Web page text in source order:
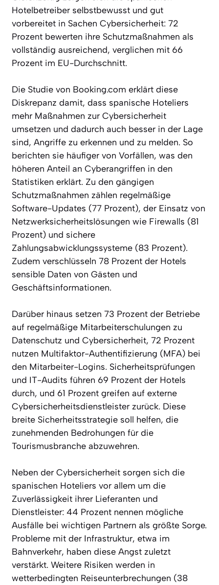
Hotelbetreiber selbstbewusst und gut
vorbereitet in Sachen Cybersicherheit: 72
Prozent bewerten ihre Schutzmaßnahmen als
vollständig ausreichend, verglichen mit 66
Prozent im EU-Durchschnitt.
Die Studie von Booking.com erklärt diese
Diskrepanz damit, dass spanische Hoteliers
mehr Maßnahmen zur Cybersicherheit
umsetzen und dadurch auch besser in der Lage
sind, Angriffe zu erkennen und zu melden. So
berichten sie häufiger von Vorfällen, was den
höheren Anteil an Cyberangriffen in den
Statistiken erklärt. Zu den gängigen
Schutzmaßnahmen zählen regelmäßige
Software-Updates (77 Prozent), der Einsatz von
Netzwerksicherheitslösungen wie Firewalls (81
Prozent) und sichere
Zahlungsabwicklungssysteme (83 Prozent).
Zudem verschlüsseln 78 Prozent der Hotels
sensible Daten von Gästen und
Geschäftsinformationen.
Darüber hinaus setzen 73 Prozent der Betriebe
auf regelmäßige Mitarbeiterschulungen zu
Datenschutz und Cybersicherheit, 72 Prozent
nutzen Multifaktor-Authentifizierung (MFA) bei
den Mitarbeiter-Logins. Sicherheitsprüfungen
und IT-Audits führen 69 Prozent der Hotels
durch, und 61 Prozent greifen auf externe
Cybersicherheitsdienstleister zurück. Diese
breite Sicherheitsstrategie soll helfen, die
zunehmenden Bedrohungen für die
Tourismusbranche abzuwehren.
Neben der Cybersicherheit sorgen sich die
spanischen Hoteliers vor allem um die
Zuverlässigkeit ihrer Lieferanten und
Dienstleister: 44 Prozent nennen mögliche
Ausfälle bei wichtigen Partnern als größte Sorge.
Probleme mit der Infrastruktur, etwa im
Bahnverkehr, haben diese Angst zuletzt
verstärkt. Weitere Risiken werden in
wetterbedingten Reiseunterbrechungen (38